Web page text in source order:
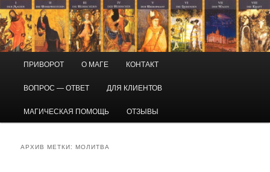
Перейти
к
основному
содержимому
Перейти
к
дополнительному
содержимому
Приворот и магическая помощь
Маг Виктор
ПРИВОРОТ О МАГЕ КОНТАКТ
ВОПРОС — ОТВЕТ ДЛЯ КЛИЕНТОВ
МАГИЧЕСКАЯ ПОМОЩЬ ОТЗЫВЫ
АРХИВ МЕТКИ:МОЛИТВА